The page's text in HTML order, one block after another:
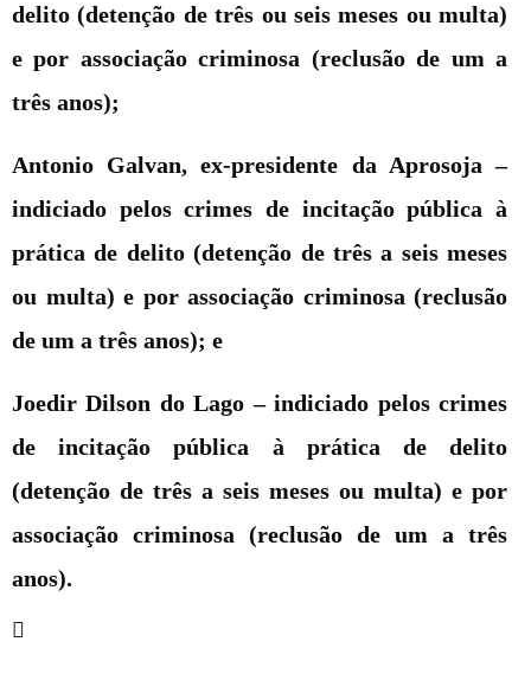
delito (detenção de três ou seis meses ou multa)
e por associação criminosa (reclusão de um a
três anos);
Antonio Galvan, ex-presidente da Aprosoja –
indiciado pelos crimes de incitação pública à
prática de delito (detenção de três a seis meses
ou multa) e por associação criminosa (reclusão
de um a três anos); e
Joedir Dilson do Lago –indiciado pelos crimes
de incitação pública à prática de delito
(detenção de três a seis meses ou multa) e por
associação criminosa (reclusão de um a três
anos).